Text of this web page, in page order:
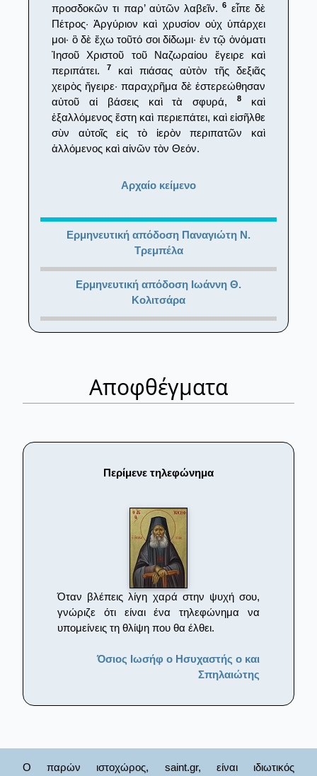
προσδοκῶν τι παρ’ αὐτῶν λαβεῖν.6 εἶπε δὲ
Πέτρος· Ἀργύριον καὶ χρυσίον οὐχ ὑπάρχει
μοι· ὃ δὲ ἔχω τοῦτό σοι δίδωμι· ἐν τῷ ὀνόματι
Ἰησοῦ Χριστοῦ τοῦ Ναζωραίου ἔγειρε καὶ
περιπάτει.
7
καὶ πιάσας αὐτὸν τῆς δεξιᾶς
χειρὸς ἤγειρε· παραχρῆμα δὲ ἐστερεώθησαν
αὐτοῦ αἱ βάσεις καὶ τὰ σφυρά,8
καὶ
ἐξαλλόμενος ἔστη καὶ περιεπάτει, καὶ εἰσῆλθε
σὺν αὐτοῖς εἰς τὸ ἱερὸν περιπατῶν καὶ
ἁλλόμενος καὶ αἰνῶν τὸν Θεόν.
Αρχαίο κείμενο
Ερμηνευτική απόδοση Παναγιώτη Ν.
Τρεμπέλα
Ερμηνευτική απόδοση Ιωάννη Θ.
Κολιτσάρα
Αποφθέγματα
Περίμενε τηλεφώνημα
Όταν βλέπεις λίγη χαρά στην ψυχή σου,
γνώριζε ότι είναι ένα τηλεφώνημα να
υπομείνεις τη θλίψη που θα έλθει.
Όσιος Ιωσήφ ο Ησυχαστής ο και
Σπηλαιώτης
Ο παρών ιστοχώρος, saint.gr, είναι ιδιωτικός